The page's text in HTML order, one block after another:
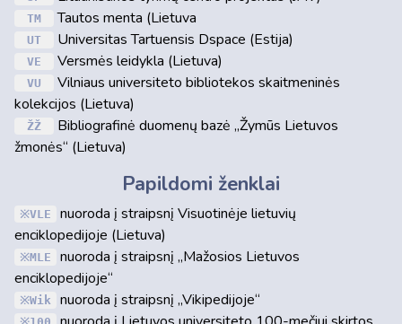
TM Tautos menta (Lietuva
UT Universitas Tartuensis Dspace (Estija)
VE Versmės leidykla (Lietuva)
VU
Vilniaus universiteto bibliotekos skaitmeninės
kolekcijos (Lietuva)
ŽŽ
Bibliografinė duomenų bazė „Žymūs Lietuvos
žmonės“ (Lietuva)
Papildomi ženklai
VLE
nuoroda į straipsnį Visuotinėje lietuvių
enciklopedijoje (Lietuva)
MLE
nuoroda į straipsnį „Mažosios Lietuvos
enciklopedijoje“
Wik nuoroda į straipsnį „Vikipedijoje“